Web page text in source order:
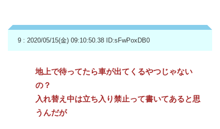
9 : 2020/05/15(金) 09:10:50.38 ID:sFwPoxDB0
地上で待ってたら車が出てくるやつじゃない
の？
入れ替え中は立ち入り禁止って書いてあると思
うんだが